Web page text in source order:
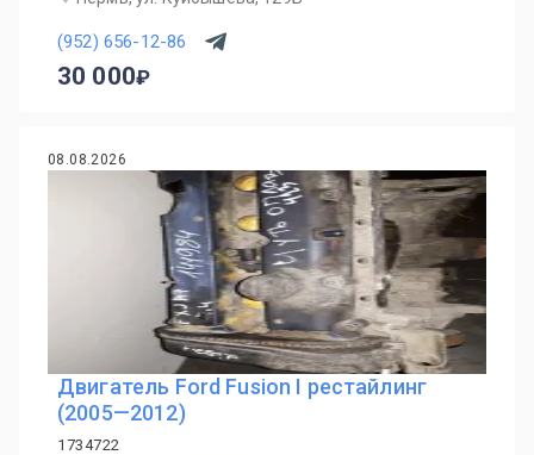
(952) 656-12-86
30 000
08.08.2026
Двигатель Ford Fusion I рестайлинг
(2005—2012)
1734722